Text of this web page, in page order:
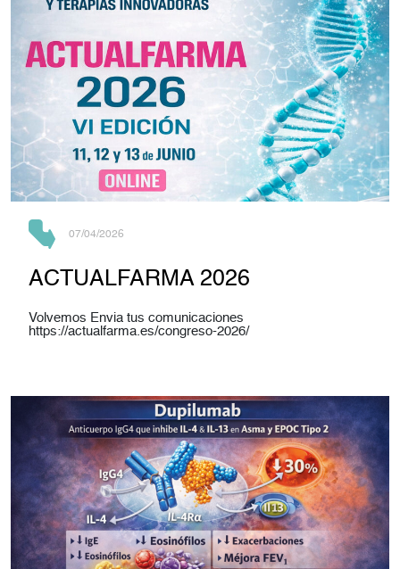
07/04/2026
ACTUALFARMA 2026
Volvemos Envia tus comunicaciones
https://actualfarma.es/congreso-2026/